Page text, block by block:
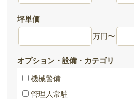
坪単価
万円〜
オプション・設備・カテゴリ
機械警備
管理人常駐